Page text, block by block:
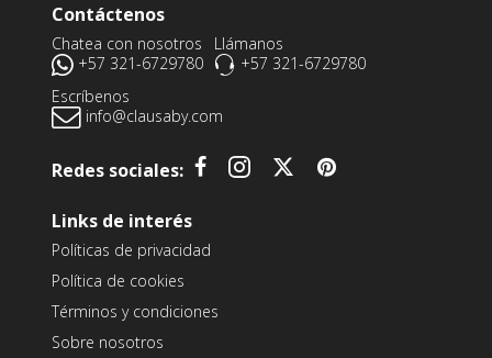
Contáctenos
Chatea con nosotros
+57 321-6729780
Llámanos
+57 321-6729780
Escríbenos
info@clausaby.com
Redes sociales:
Links de interés
Políticas de privacidad
Política de cookies
Términos y condiciones
Sobre nosotros